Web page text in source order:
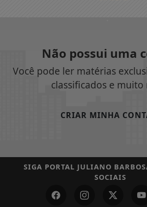
Não possui uma
Você pode ler matérias
classificados e muito
CRIAR MINHA
SIGA PORTAL JULIANO
SOCIAIS